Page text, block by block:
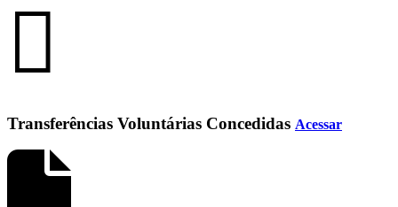
Transferências Voluntárias Concedidas Acessar